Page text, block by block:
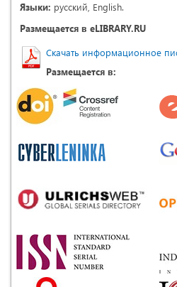
Языки: русский, English.
Размещается в eLIBRARY.RU
Скачать информационное
Размещается в: